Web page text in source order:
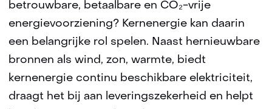
betrouwbare, betaalbare en CO₂-vrije
energievoorziening? Kernenergie kan daarin
een belangrijke rol spelen. Naast hernieuwbare
bronnen als wind, zon, warmte, biedt
kernenergie continu beschikbare elektriciteit,
draagt het bij aan leveringszekerheid en helpt